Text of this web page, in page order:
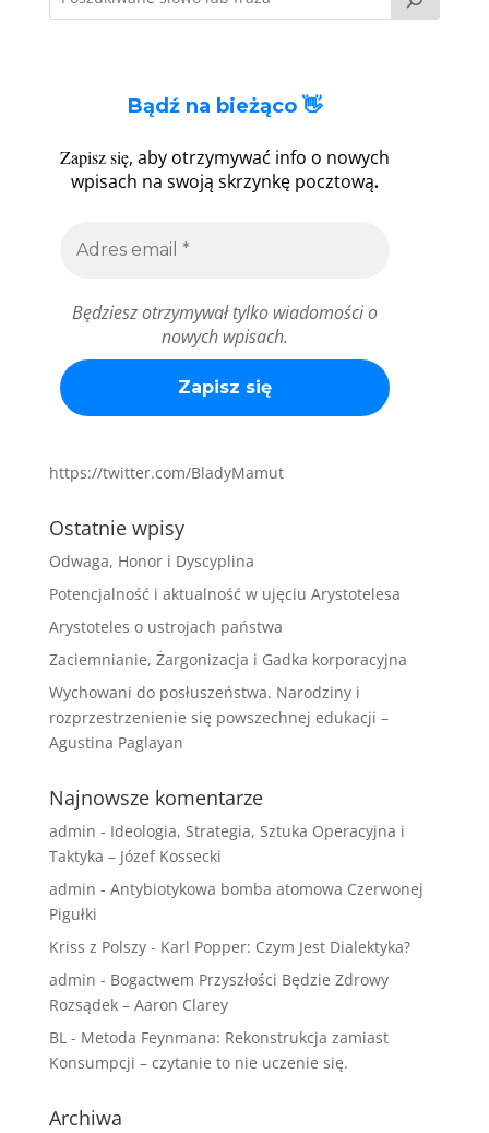
Bądź na bieżąco 👋
Zapisz się, aby otrzymywać info o nowych
wpisach na swoją skrzynkę pocztową.
Będziesz otrzymywał tylko wiadomości o
nowych wpisach.
https://twitter.com/BladyMamut
Ostatnie wpisy
Odwaga, Honor i Dyscyplina
Potencjalność i aktualność w ujęciu Arystotelesa
Arystoteles o ustrojach państwa
Zaciemnianie, Żargonizacja i Gadka korporacyjna
Wychowani do posłuszeństwa. Narodziny i
rozprzestrzenienie się powszechnej edukacji –
Agustina Paglayan
Najnowsze komentarze
admin - Ideologia, Strategia, Sztuka Operacyjna i
Taktyka – Józef Kossecki
admin - Antybiotykowa bomba atomowa Czerwonej
Pigułki
Kriss z Polszy- Karl Popper: Czym Jest Dialektyka?
admin - Bogactwem Przyszłości Będzie Zdrowy
Rozsądek – Aaron Clarey
BL - Metoda Feynmana: Rekonstrukcja zamiast
Konsumpcji – czytanie to nie uczenie się.
Archiwa